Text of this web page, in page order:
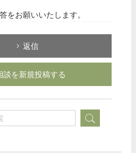
をお願いいたします。
返信
談を新規投稿する